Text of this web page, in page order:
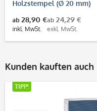
Holzstempel (Ø 20 mm)
ab 28,90 €
inkl. MwSt.
ab 24,29 €
exkl. MwSt.
Kunden kauften auch
TIPP!